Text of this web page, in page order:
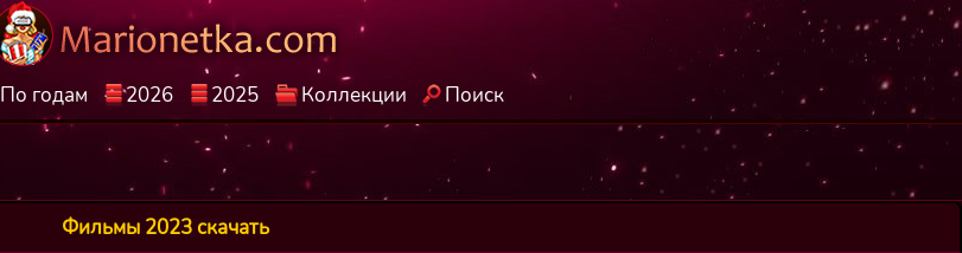
По годам 2026 2025 Коллекции Поиск
Фильмы 2023 скачать